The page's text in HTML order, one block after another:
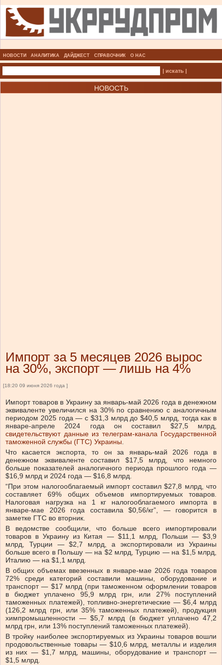
НОВОСТИ АНАЛИТИКА ДАЙДЖЕСТ СПРАВОЧНИК О НАС
| искать |
НОВОСТЬ
Импорт за 5 месяцев 2026 вырос
на 30%, экспорт — лишь на 4%
[18:20 09 июня 2026 года ]
Импорт товаров в Украину за январь-май 2026 года в денежном
эквиваленте увеличился на 30% по сравнению с аналогичным
периодом 2025 года — с $31,3 млрд до $40,5 млрд, тогда как в
январе-апреле 2024 года он составил $27,5 млрд,
свидетельствуют данные из телеграм-канала Государственной
таможенной службы (ГТС) Украины.
Что касается экспорта, то он за январь-май 2026 года в
денежном эквиваленте составил $17,5 млрд, что немного
больше показателей аналогичного периода прошлого года —
$16,9 млрд и 2024 года — $16,8 млрд.
“При этом налогооблагаемый импорт составил $27,8 млрд, что
составляет 69% общих объемов импортируемых товаров.
Налоговая нагрузка на 1 кг налогооблагаемого импорта в
январе-мае 2026 года составила $0,56/кг”, — говорится в
заметке ГТС во вторник.
В ведомстве сообщили, что больше всего импортировали
товаров в Украину из Китая — $11,1 млрд, Польши — $3,9
млрд, Турции — $2,7 млрд, а экспортировали из Украины
больше всего в Польшу — на $2 млрд, Турцию — на $1,5 млрд,
Италию — на $1,1 млрд.
В общих объемах ввезенных в январе-мае 2026 года товаров
72% среди категорий составили машины, оборудование и
транспорт — $17 млрд (при таможенном оформлении товаров
в бюджет уплачено 95,9 млрд грн, или 27% поступлений
таможенных платежей), топливно-энергетические — $6,4 млрд
(126,2 млрд грн, или 35% таможенных платежей), продукция
химпромышленности — $5,7 млрд (в бюджет уплачено 47,2
млрд грн, или 13% поступлений таможенных платежей).
В тройку наиболее экспортируемых из Украины товаров вошли
продовольственные товары — $10,6 млрд, металлы и изделия
из них — $1,7 млрд, машины, оборудование и транспорт —
$1,5 млрд.